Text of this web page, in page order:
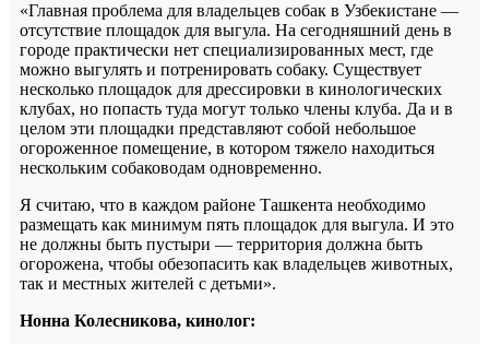
«Главная проблема для владельцев собак в Узбекистане —
отсутствие площадок для выгула. На сегодняшний день в
городе практически нет специализированных мест, где
можно выгулять и потренировать собаку. Существует
несколько площадок для дрессировки в кинологических
клубах, но попасть туда могут только члены клуба. Да и в
целом эти площадки представляют собой небольшое
огороженное помещение, в котором тяжело находиться
нескольким собаководам одновременно.
Я считаю, что в каждом районе Ташкента необходимо
размещать как минимум пять площадок для выгула. И это
не должны быть пустыри — территория должна быть
огорожена, чтобы обезопасить как владельцев животных,
так и местных жителей с детьми».
Нонна Колесникова, кинолог: